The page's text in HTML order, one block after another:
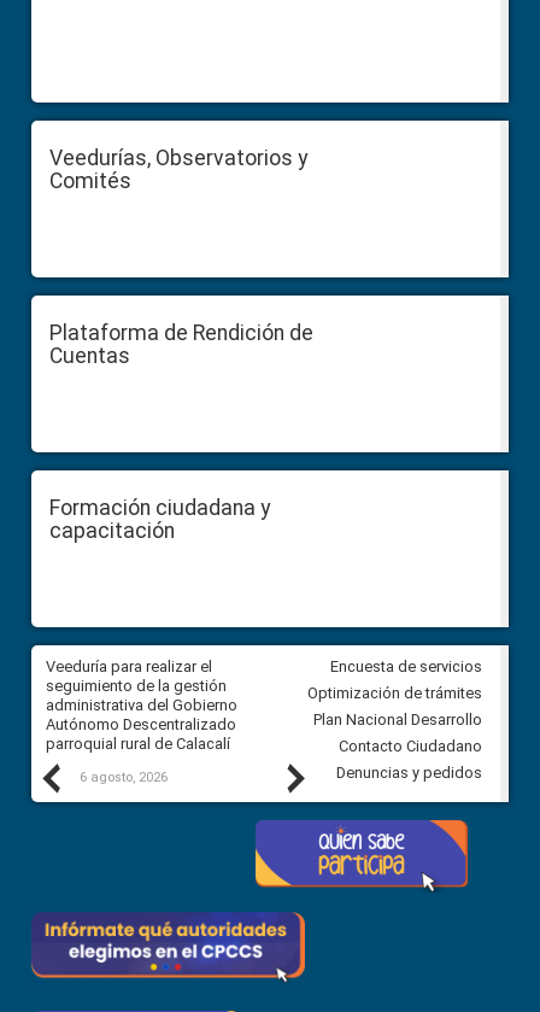
Veedurías, Observatorios y
Comités
Plataforma de Rendición de
Cuentas
Formación ciudadana y
capacitación
Previous
Veeduría para realizar el
seguimiento de la gestión
administrativa del Gobierno
Autónomo Descentralizado
parroquial rural de Calacalí
6 agosto, 2026
Veeduría para vigilar los
derivados de la Audiencia
comunidad Urbina, parroquia
Carolina
5 agosto, 2026
Next
Encuesta de servicios
Optimización de trámites
Plan Nacional Desarrollo
Contacto Ciudadano
Denuncias y pedidos